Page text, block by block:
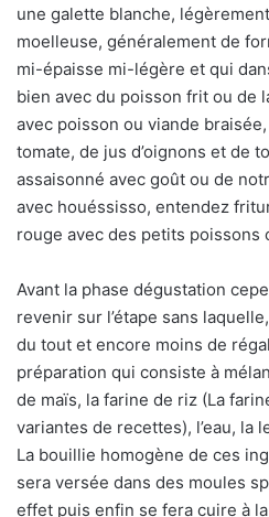
une galette blanche,
moelleuse, généralement de
mi-épaisse mi-légère et qui
bien avec du poisson frit ou de
avec poisson ou viande
tomate, de jus d’oignons et de
assaisonné avec goût ou de
avec houéssisso, entendez
rouge avec des petits poissons
Avant la phase dégustation
revenir sur l’étape sans
du tout et encore moins de
préparation qui consiste à
de maïs, la farine de riz (La
variantes de recettes), l’eau, la
La bouillie homogène de ces
sera versée dans des moules
effet puis enfin se fera cuire à